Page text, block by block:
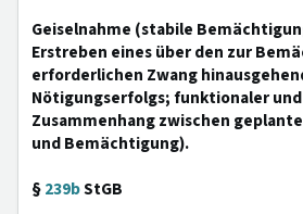
Geiselnahme (stabile
Erstreben eines über den zur
erforderlichen Zwang
Nötigungserfolgs; funktionaler
Zusammenhang zwischen
und Bemächtigung).
§239bStGB